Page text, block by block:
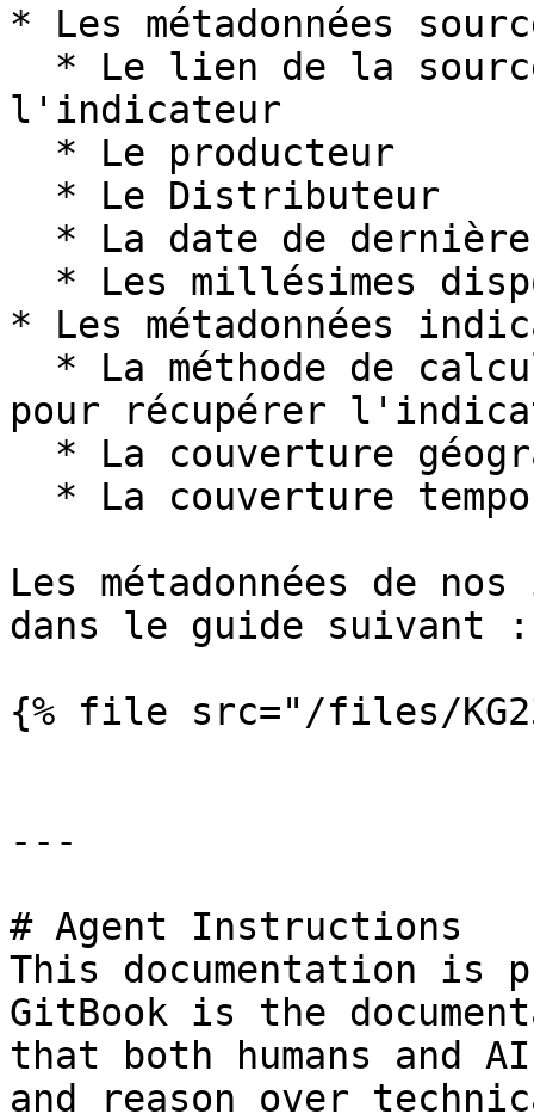
* Les métadonnées
l'indicateur
* Les métadonnées
pour récupérer
Les métadonnées de
dans le guide suivant :
{% file src="/files/
---
# Agent Instructions
This documentation is
GitBook is the
that both humans and
and reason over